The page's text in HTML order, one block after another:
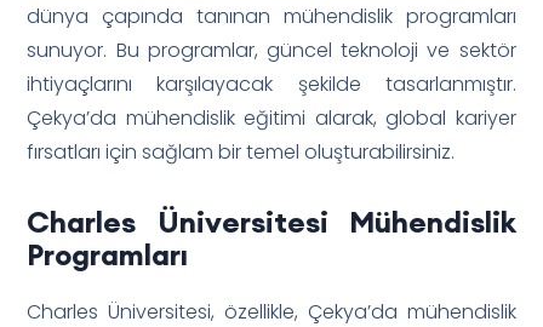
dünya çapında tanınan mühendislik programları
sunuyor. Bu programlar, güncel teknoloji ve sektör
ihtiyaçlarını karşılayacak şekilde tasarlanmıştır.
Çekya’da mühendislik eğitimi alarak, global kariyer
fırsatları için sağlam bir temel oluşturabilirsiniz.
Charles Üniversitesi Mühendislik
Programları
Charles Üniversitesi, özellikle, Çekya’da mühendislik